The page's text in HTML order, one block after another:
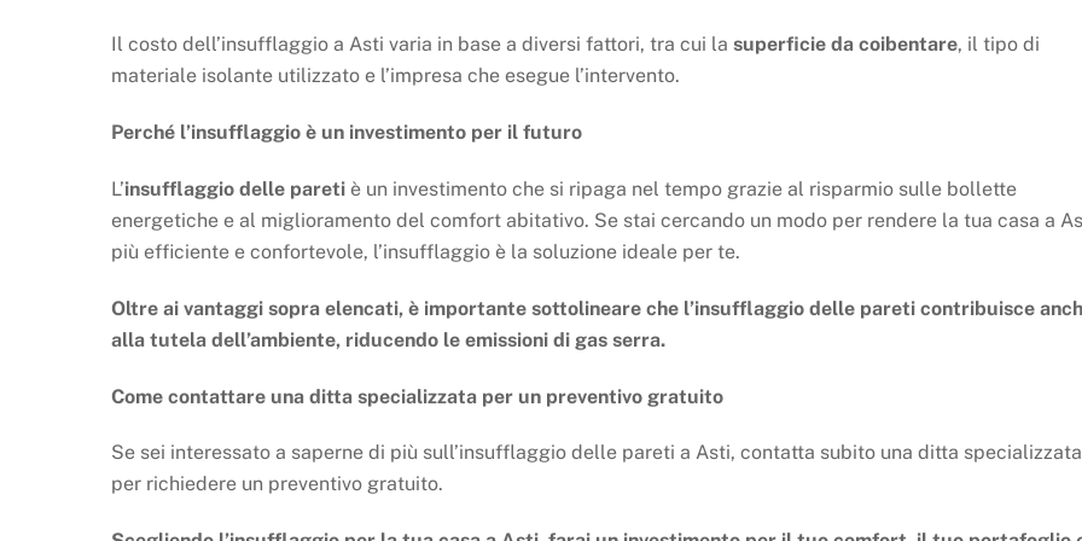
Il costo dell’insufflaggio a Asti varia in base a diversi fattori, tra cui la superficie da coibentare, il tipo di
materiale isolante utilizzato e l’impresa che esegue l’intervento.
Perché l’insufflaggio è un investimento per il futuro
L’insufflaggio delle pareti è un investimento che si ripaga nel tempo grazie al risparmio sulle bollette
energetiche e al miglioramento del comfort abitativo. Se stai cercando un modo per rendere la tua casa a
più efficiente e confortevole, l’insufflaggio è la soluzione ideale per te.
Oltre ai vantaggi sopra elencati, è importante sottolineare che l’insufflaggio delle pareti contribuisce
alla tutela dell’ambiente, riducendo le emissioni di gas serra.
Come contattare una ditta specializzata per un preventivo gratuito
Se sei interessato a saperne di più sull’insufflaggio delle pareti a Asti, contatta subito una ditta specializzata
per richiedere un preventivo gratuito.